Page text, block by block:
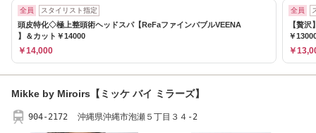
全員 スタイリスト指定
頭皮特化◇極上整頭術ヘッドスパ【ReFaファインバブルVEENA
】＆カット￥14000
￥14,000
全員
【贅
￥
￥
Mikke by Miroirs【ミッケ バイ ミラーズ】
904-2172 沖縄県沖縄市泡瀬５丁目３４-2